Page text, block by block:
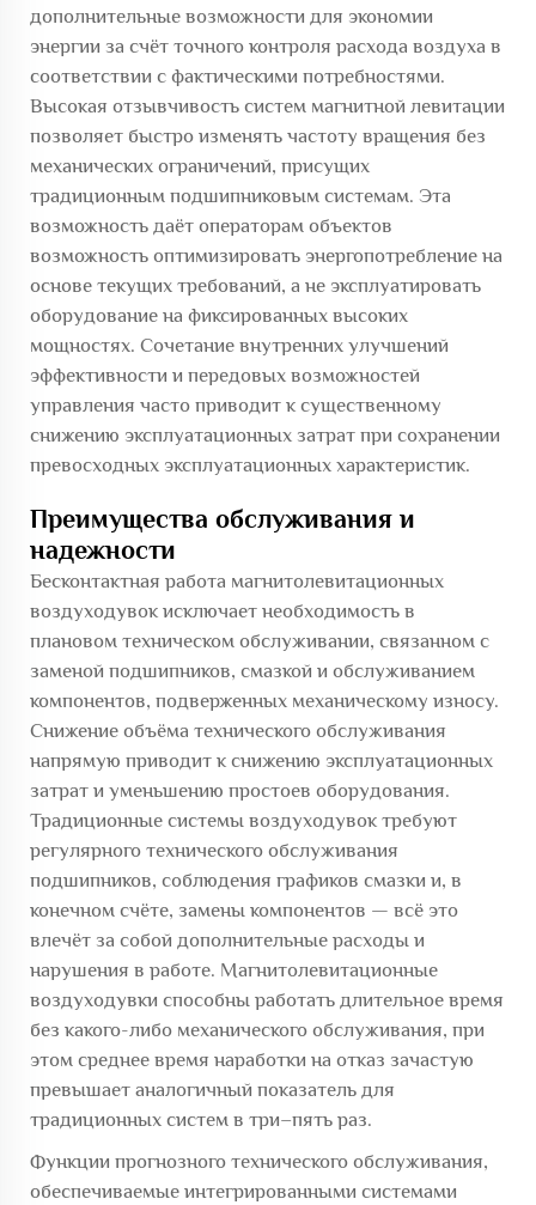
дополнительные возможности для экономии
энергии за счёт точного контроля расхода воздуха в
соответствии с фактическими потребностями.
Высокая отзывчивость систем магнитной левитации
позволяет быстро изменять частоту вращения без
механических ограничений, присущих
традиционным подшипниковым системам. Эта
возможность даёт операторам объектов
возможность оптимизировать энергопотребление на
основе текущих требований, а не эксплуатировать
оборудование на фиксированных высоких
мощностях. Сочетание внутренних улучшений
эффективности и передовых возможностей
управления часто приводит к существенному
снижению эксплуатационных затрат при сохранении
превосходных эксплуатационных характеристик.
Преимущества обслуживания и
надежности
Бесконтактная работа магнитолевитационных
воздуходувок исключает необходимость в
плановом техническом обслуживании, связанном с
заменой подшипников, смазкой и обслуживанием
компонентов, подверженных механическому износу.
Снижение объёма технического обслуживания
напрямую приводит к снижению эксплуатационных
затрат и уменьшению простоев оборудования.
Традиционные системы воздуходувок требуют
регулярного технического обслуживания
подшипников, соблюдения графиков смазки и, в
конечном счёте, замены компонентов — всё это
влечёт за собой дополнительные расходы и
нарушения в работе. Магнитолевитационные
воздуходувки способны работать длительное время
без какого-либо механического обслуживания, при
этом среднее время наработки на отказ зачастую
превышает аналогичный показатель для
традиционных систем в три–пять раз.
Функции прогнозного технического обслуживания,
обеспечиваемые интегрированными системами